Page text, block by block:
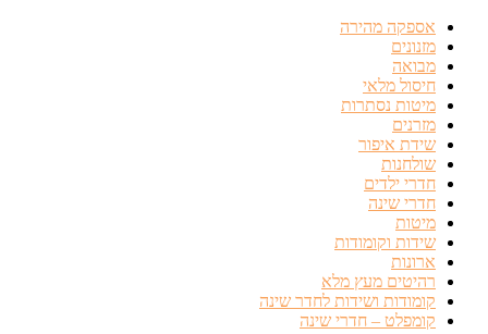
אספקה מהירה
מזנונים
מבואה
חיסול מלאי
מיטות נסתרות
מזרנים
שידת איפור
שולחנות
חדרי ילדים
חדרי שינה
מיטות
שידות וקומודות
ארונות
רהיטים מעץ מלא
קומודות ושידות לחדר שינה
קומפלט – חדרי שינה